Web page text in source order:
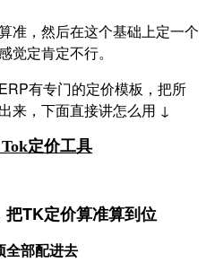
准，然后在这个基础上定一个
觉定肯定不行。
有专门的定价模板，把所
来，下面直接讲怎么用 ↓
定价工具
TK定价算准算到位
全部配进去